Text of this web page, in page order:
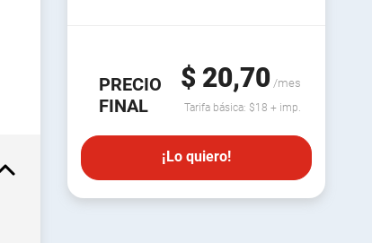
PRECIO
FINAL
$ 20,70 /mes
Tarifa básica: $18 + imp.
¡Lo quiero!